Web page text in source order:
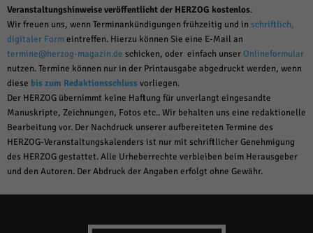
Veranstaltungshinweise veröffentlicht der HERZOG kostenlos.
Wir freuen uns, wenn Terminankündigungen frühzeitig und in schriftlich,
digitaler Formeintreffen. Hierzu können Sie eine E-Mail an
termine@herzog-magazin.de schicken, oder einfach unserOnlineformular
nutzen. Termine können nur in der Printausgabe abgedruckt werden, wenn
diese bis zum Redaktionsschlussvorliegen.
Der HERZOG übernimmt keine Haftung für unverlangt eingesandte
Manuskripte, Zeichnungen, Fotos etc.. Wir behalten uns eine redaktionelle
Bearbeitung vor. Der Nachdruck unserer aufbereiteten Termine des
HERZOG-Veranstaltungskalenders ist nur mit schriftlicher Genehmigung
des HERZOG gestattet. Alle Urheberrechte verbleiben beim Herausgeber
und den Autoren. Der Abdruck der Angaben erfolgt ohne Gewähr.